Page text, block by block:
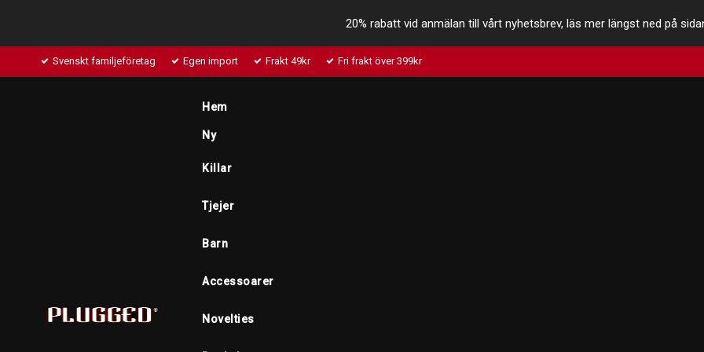
20% rabatt vid anmälan till vårt nyhetsbrev, läs mer längst ned på
Svenskt familjeföretag Egen import Frakt 49kr Fri frakt över 399kr
Hem
Ny
Killar
Tjejer
Barn
Accessoarer
Novelties